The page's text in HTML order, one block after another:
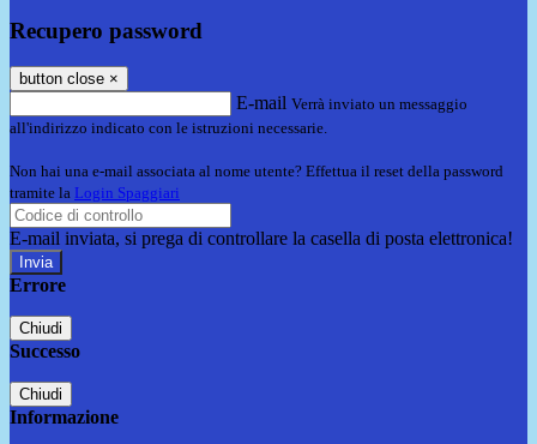
Recupero password
button close ×
E-mail Verrà inviato un messaggio
all'indirizzo indicato con le istruzioni necessarie.
Non hai una e-mail associata al nome utente? Effettua il reset della password
tramite la Login Spaggiari
E-mail inviata, si prega di controllare la casella di posta elettronica!
Errore
Chiudi
Successo
Chiudi
Informazione